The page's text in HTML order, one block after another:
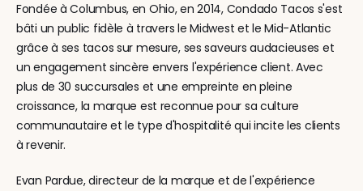
Fondée à Columbus, en Ohio, en 2014, Condado Tacos s'est
bâti un public fidèle à travers le Midwest et le Mid-Atlantic
grâce à ses tacos sur mesure, ses saveurs audacieuses et
un engagement sincère envers l'expérience client. Avec
plus de 30 succursales et une empreinte en pleine
croissance, la marque est reconnue pour sa culture
communautaire et le type d'hospitalité qui incite les clients
à revenir.
Evan Pardue, directeur de la marque et de l'expérience